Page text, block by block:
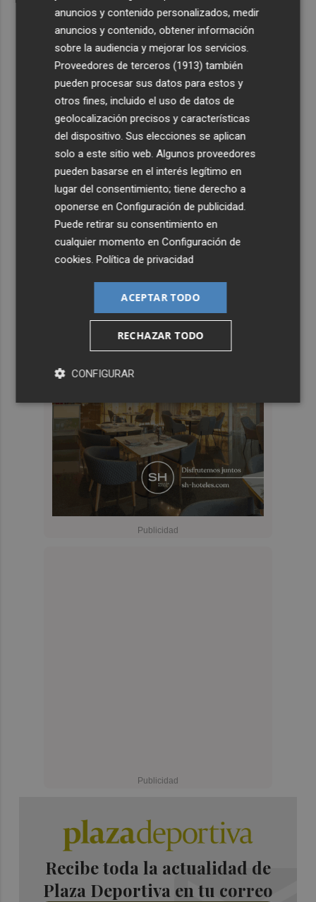
Recibe toda la actualidad de
Plaza Deportiva en tu correo
anuncios y contenido personalizados, medir
anuncios y contenido, obtener información
sobre la audiencia y mejorar los servicios.
Proveedores de terceros (1913) también
pueden procesar sus datos para estos y
otros fines, incluido el uso de datos de
geolocalización precisos y características
del dispositivo. Sus elecciones se aplican
solo a este sitio web. Algunos proveedores
pueden basarse en el interés legítimo en
lugar del consentimiento; tiene derecho a
oponerse enConfiguración de publicidad.
Puede retirar su consentimiento en
cualquier momento enConfiguración de
cookies.Política de privacidad
ACEPTAR TODO
RECHAZAR TODO
CONFIGURAR